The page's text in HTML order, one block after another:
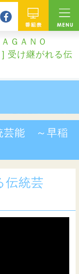
twitterfacebook
ＧＡＮＯ
受け継がれる伝
芸能 ～早稲
伝統芸